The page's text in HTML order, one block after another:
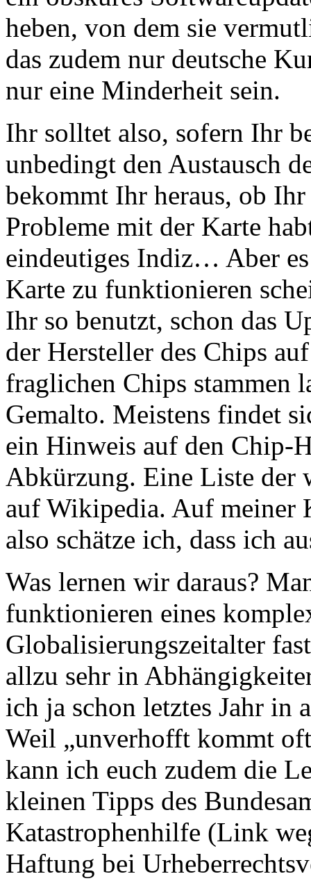
heben, von dem sie
das zudem nur deutsche
nur eine Minderheit sein.
Ihr solltet also, sofern Ihr
unbedingt den Austausch
bekommt Ihr heraus, ob
Probleme mit der Karte
eindeutiges Indiz… Aber
Karte zu funktionieren
Ihr so benutzt, schon das
der Hersteller des Chips
fraglichen Chips stammen
Gemalto. Meistens findet
ein Hinweis auf den Chip-
Abkürzung. Eine Liste der
auf Wikipedia. Auf meiner
also schätze ich, dass ich
Was lernen wir daraus?
funktionieren eines
Globalisierungszeitalter
allzu sehr in
ich ja schon letztes Jahr in
Weil „unverhofft kommt
kann ich euch zudem die
kleinen Tipps des
Katastrophenhilfe (Link
Haftung bei